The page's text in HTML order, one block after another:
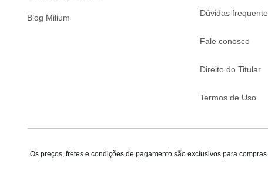
Blog Milium Dúvidas
Fale conosco
Direito do Titular
Termos de Uso
Os preços, fretes e condições de pagamento são exclusivos para